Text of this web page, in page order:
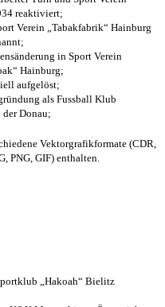
reaktiviert;
Verein „Tabakfabrik“ Hainburg
in Sport Verein
Hainburg;
aufgelöst;
als Fussball Klub
Donau;
Vektorgrafikformate (CDR,
PNG, GIF) enthalten.
„Hakoah“ Bielitz